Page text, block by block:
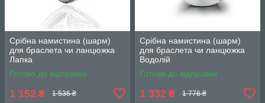
Срібна намистина (шарм)
для браслета чи ланцюжка
Лапка
Готово до відправки
1 152 ₴ 1 536 ₴
Срібна намистина (шарм)
для браслета чи ланцюжка
Водолій
Готово до відправки
1 332 ₴ 1 776 ₴